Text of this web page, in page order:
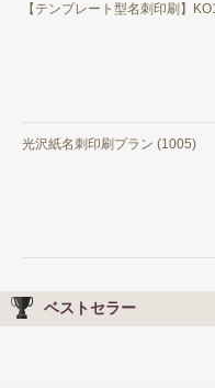
【テンプレート型名刺印刷】
光沢紙名刺印刷プラン (1005)
ベストセラー